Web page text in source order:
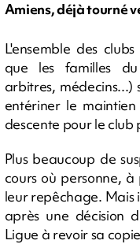
Amiens, déjà tourné
L'ensemble des
que les familles
arbitres,
entériner le
descente pour le club
Plus beaucoup de
cours où personne,
leur repêchage. Mais
après une décision
Ligue à revoir sa